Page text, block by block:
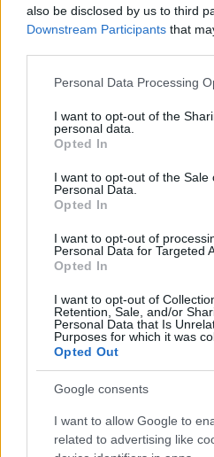
also be disclosed by us to third
Downstream Participants that
Please note that this website/
not limited to your visit or usage
grant or deny consent to Google
use your data for below
consent section.
Personal Data Processing
I want to opt-out of the
personal data.
Opted In
I want to opt-out of the Sale
Personal Data.
Opted In
I want to opt-out of
Personal Data for Targeted
Opted In
I want to opt-out of
Retention, Sale, and/or
Personal Data that Is
Purposes for which it was
Opted Out
Google consents
I want to allow Google to
related to advertising like